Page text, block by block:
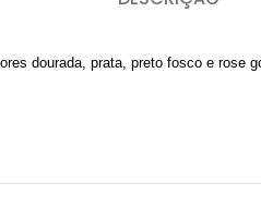
dourada, prata, preto fosco e rose